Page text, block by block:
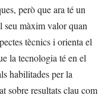
però que ara té un
seu màxim valor quan
tècnics i orienta el
la tecnologia té en el
habilitades per la
sobre resultats clau com